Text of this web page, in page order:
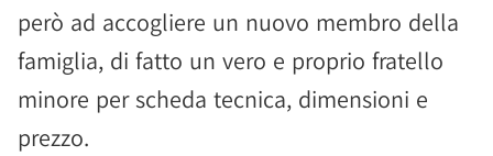
però ad accogliere un nuovo membro della
famiglia, di fatto un vero e proprio fratello
minore per scheda tecnica, dimensioni e
prezzo.